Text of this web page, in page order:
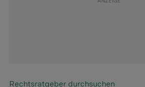
Rechtsratgeber durchsuchen